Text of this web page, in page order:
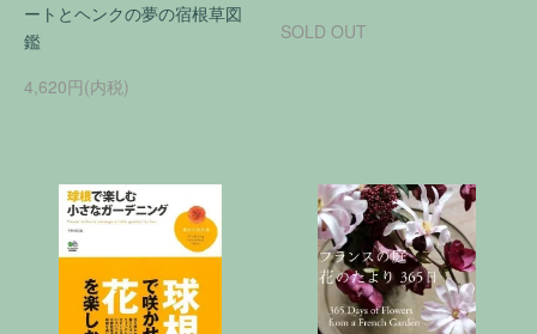
ートとヘンクの夢の宿根草図
鑑
4,620円(内税)
SOLD OUT